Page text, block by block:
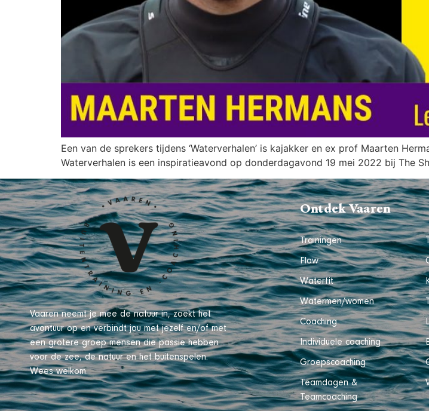
Een van de sprekers tijdens ‘Waterverhalen’ is kajakker en ex prof Maarten
Waterverhalen is een inspiratieavond op donderdagavond 19 mei 2022 bij The
Vaaren neemt je mee de natuur in, zoekt het
avontuur op en verbindt jou met jezelf en/of met
een grotere groep mensen die passie hebben
voor de zee, de natuur en het buitenspelen.
Wees welkom.
Ontdek Vaaren
Trainingen
Flow
Waterfit
Watermen/women
Coaching
Individuele coaching
Groepscoaching
Teamdagen &
Teamcoaching